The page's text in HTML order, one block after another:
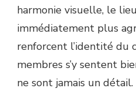
harmonie visuelle, le
immédiatement plus
renforcent l’identité du
membres s’y sentent
ne sont jamais un détail.